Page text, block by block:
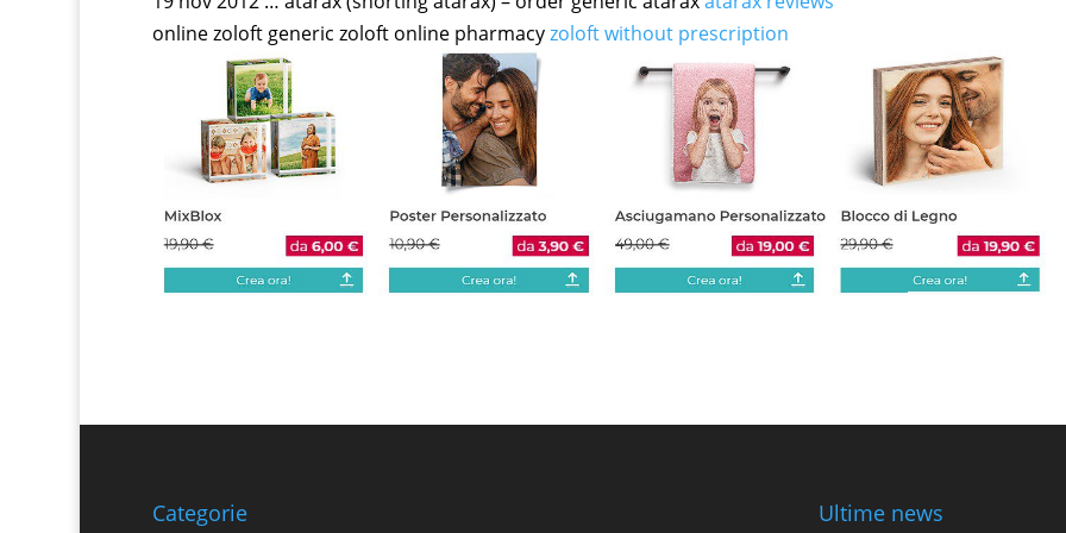
online zoloft generic zoloft online pharmacyzoloft without prescription
Categorie Ultime news